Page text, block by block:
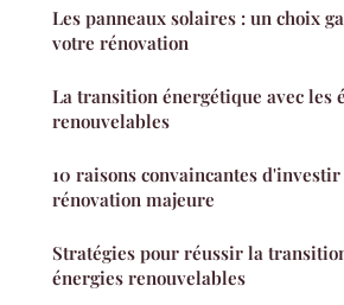
Les panneaux solaires : un choix
votre rénovation
La transition énergétique avec les
renouvelables
10 raisons convaincantes d'investir
rénovation majeure
Stratégies pour réussir la
énergies renouvelables